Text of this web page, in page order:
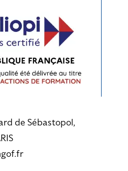
de Sébastopol,